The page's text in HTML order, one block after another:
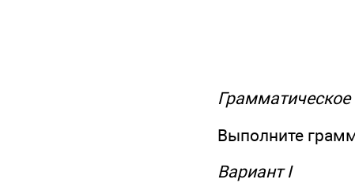
Грамматическое
Выполните
Вариант I